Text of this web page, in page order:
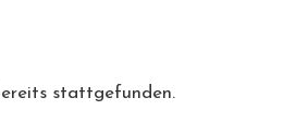
stattgefunden.